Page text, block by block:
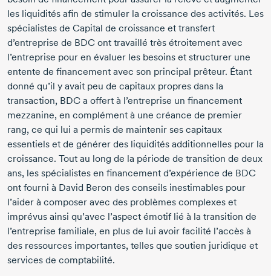
les liquidités afin de stimuler la croissance des activités. Les
spécialistes de Capital de croissance et transfert
d’entreprise de BDC ont travaillé très étroitement avec
l’entreprise pour en évaluer les besoins et structurer une
entente de financement avec son principal prêteur. Étant
donné qu’il y avait peu de capitaux propres dans la
transaction, BDC a offert à l’entreprise un financement
mezzanine, en complément à une créance de premier
rang, ce qui lui a permis de maintenir ses capitaux
essentiels et de générer des liquidités additionnelles pour la
croissance. Tout au long de la période de transition de deux
ans, les spécialistes en financement d’expérience de BDC
ont fourni à David Beron des conseils inestimables pour
l’aider à composer avec des problèmes complexes et
imprévus ainsi qu’avec l’aspect émotif lié à la transition de
l’entreprise familiale, en plus de lui avoir facilité l’accès à
des ressources importantes, telles que soutien juridique et
services de comptabilité.